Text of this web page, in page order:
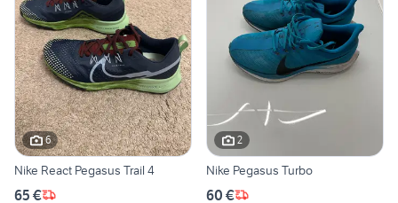
6
Nike React Pegasus Trail 4
65 €
2
Nike Pegasus Turbo
60 €